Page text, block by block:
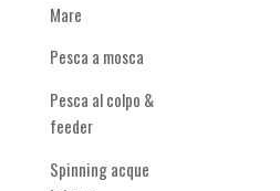
Mare
Pesca a mosca
Pesca al colpo &
feeder
Spinning acque